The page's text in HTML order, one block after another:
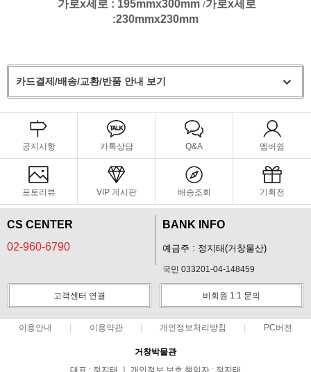
가로x세로 : 195mmx300mm /가로x세로
:230mmx230mm
카드결제/배송/교환/반품 안내 보기
공지사항 카톡상담 Q&A 멤버쉽
포토리뷰 VIP 게시판 배송조회 기획전
CS CENTER
02-960-6790
BANK INFO
예금주 : 정지태(거창물산)
국민 033201-04-148459
고객센터 연결 비회원 1:1 문의
이용안내 이용약관 개인정보처리방침 PC버전
거창박물관
대표 : 정지태 ㅣ 개인정보 보호 책임자 : 정지태